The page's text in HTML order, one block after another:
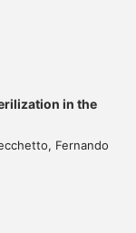
in the
Fernando